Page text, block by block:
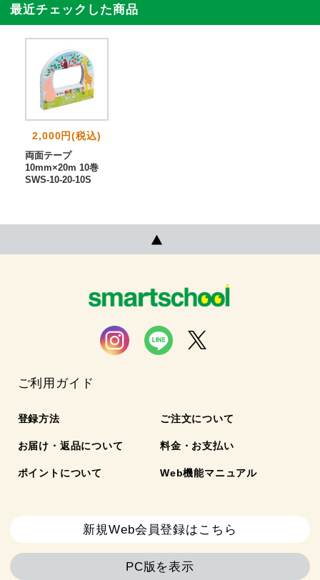
最近チェックした商品
2,000円(税込)
両面テープ
10mm×20m 10巻
SWS-10-20-10S
ご利用ガイド
登録方法 ご注文について
お届け・返品について 料金・お支払い
ポイントについて Web機能マニュアル
新規Web会員登録はこちら
PC版を表示